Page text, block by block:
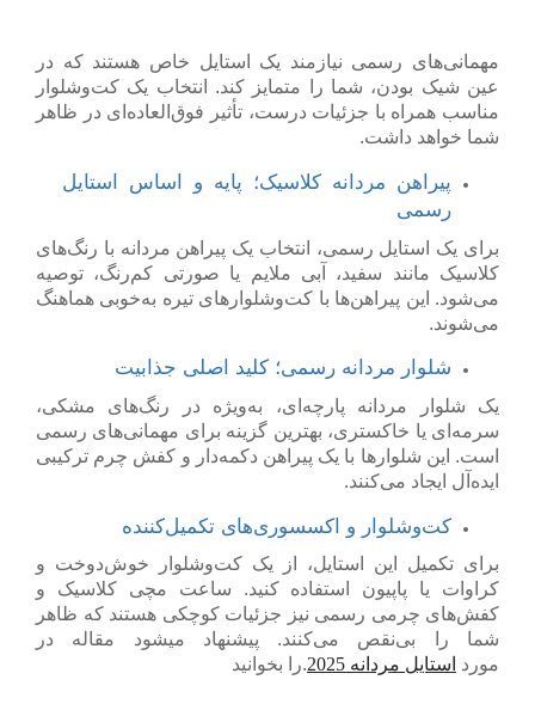
مهمانی‌های رسمی نیازمند یک استایل خاص هستند که در
عین شیک بودن، شما را متمایز کند. انتخاب یک کت‌وشلوار
مناسب همراه با جزئیات درست، تأثیر فوق‌العاده‌ای در ظاهر
شما خواهد داشت.
پیراهن مردانه کلاسیک؛ پایه و اساس استایل
رسمی
برای یک استایل رسمی، انتخاب یک پیراهن مردانه با رنگ‌های
کلاسیک مانند سفید، آبی ملایم یا صورتی کم‌رنگ، توصیه
می‌شود. این پیراهن‌ها با کت‌وشلوارهای تیره به‌خوبی هماهنگ
می‌شوند.
شلوار مردانه رسمی؛ کلید اصلی جذابیت
یک شلوار مردانه پارچه‌ای، به‌ویژه در رنگ‌های مشکی،
سرمه‌ای یا خاکستری، بهترین گزینه برای مهمانی‌های رسمی
است. این شلوارها با یک پیراهن دکمه‌دار و کفش چرم ترکیبی
ایده‌آل ایجاد می‌کنند.
کت‌وشلوار و اکسسوری‌های تکمیل‌کننده
برای تکمیل این استایل، از یک کت‌وشلوار خوش‌دوخت و
کراوات یا پاپیون استفاده کنید. ساعت مچی کلاسیک و
کفش‌های چرمی رسمی نیز جزئیات کوچکی هستند که ظاهر
شما را بی‌نقص می‌کنند. پیشنهاد میشود مقاله در
مورد استایل مردانه 2025 را بخوانید.